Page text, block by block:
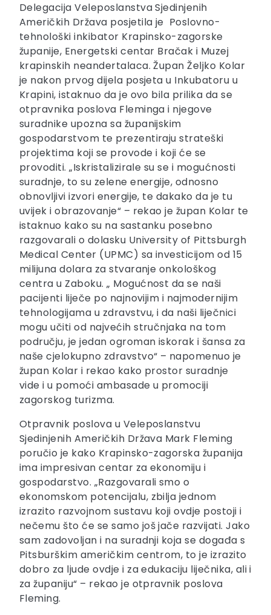
Delegacija Veleposlanstva Sjedinjenih
Američkih Država posjetila je Poslovno-
tehnološki inkibator Krapinsko-zagorske
županije, Energetski centar Bračak i Muzej
krapinskih neandertalaca. Župan Željko Kolar
je nakon prvog dijela posjeta u Inkubatoru u
Krapini, istaknuo da je ovo bila prilika da se
otpravnika poslova Fleminga i njegove
suradnike upozna sa županijskim
gospodarstvom te prezentiraju strateški
projektima koji se provode i koji će se
provoditi. „Iskristalizirale su se i mogućnosti
suradnje, to su zelene energije, odnosno
obnovljivi izvori energije, te dakako da je tu
uvijek i obrazovanje“ – rekao je župan Kolar te
istaknuo kako su na sastanku posebno
razgovarali o dolasku University of Pittsburgh
Medical Center (UPMC) sa investicijom od 15
milijuna dolara za stvaranje onkološkog
centra u Zaboku. „ Mogućnost da se naši
pacijenti liječe po najnovijim i najmodernijim
tehnologijama u zdravstvu, i da naši liječnici
mogu učiti od najvećih stručnjaka na tom
području, je jedan ogroman iskorak i šansa za
naše cjelokupno zdravstvo“ – napomenuo je
župan Kolar i rekao kako prostor suradnje
vide i u pomoći ambasade u promociji
zagorskog turizma.
Otpravnik poslova u Veleposlanstvu
Sjedinjenih Američkih Država Mark Fleming
poručio je kako Krapinsko-zagorska županija
ima impresivan centar za ekonomiju i
gospodarstvo. „Razgovarali smo o
ekonomskom potencijalu, zbilja jednom
izrazito razvojnom sustavu koji ovdje postoji i
nečemu što će se samo još jače razvijati. Jako
sam zadovoljan i na suradnji koja se događa s
Pitsburškim američkim centrom, to je izrazito
dobro za ljude ovdje i za edukaciju liječnika, ali i
za županiju“ – rekao je otpravnik poslova
Fleming.